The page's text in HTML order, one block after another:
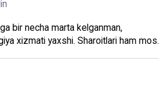
bir necha marta kelganman,
xizmati yaxshi. Sharoitlari ham mos.